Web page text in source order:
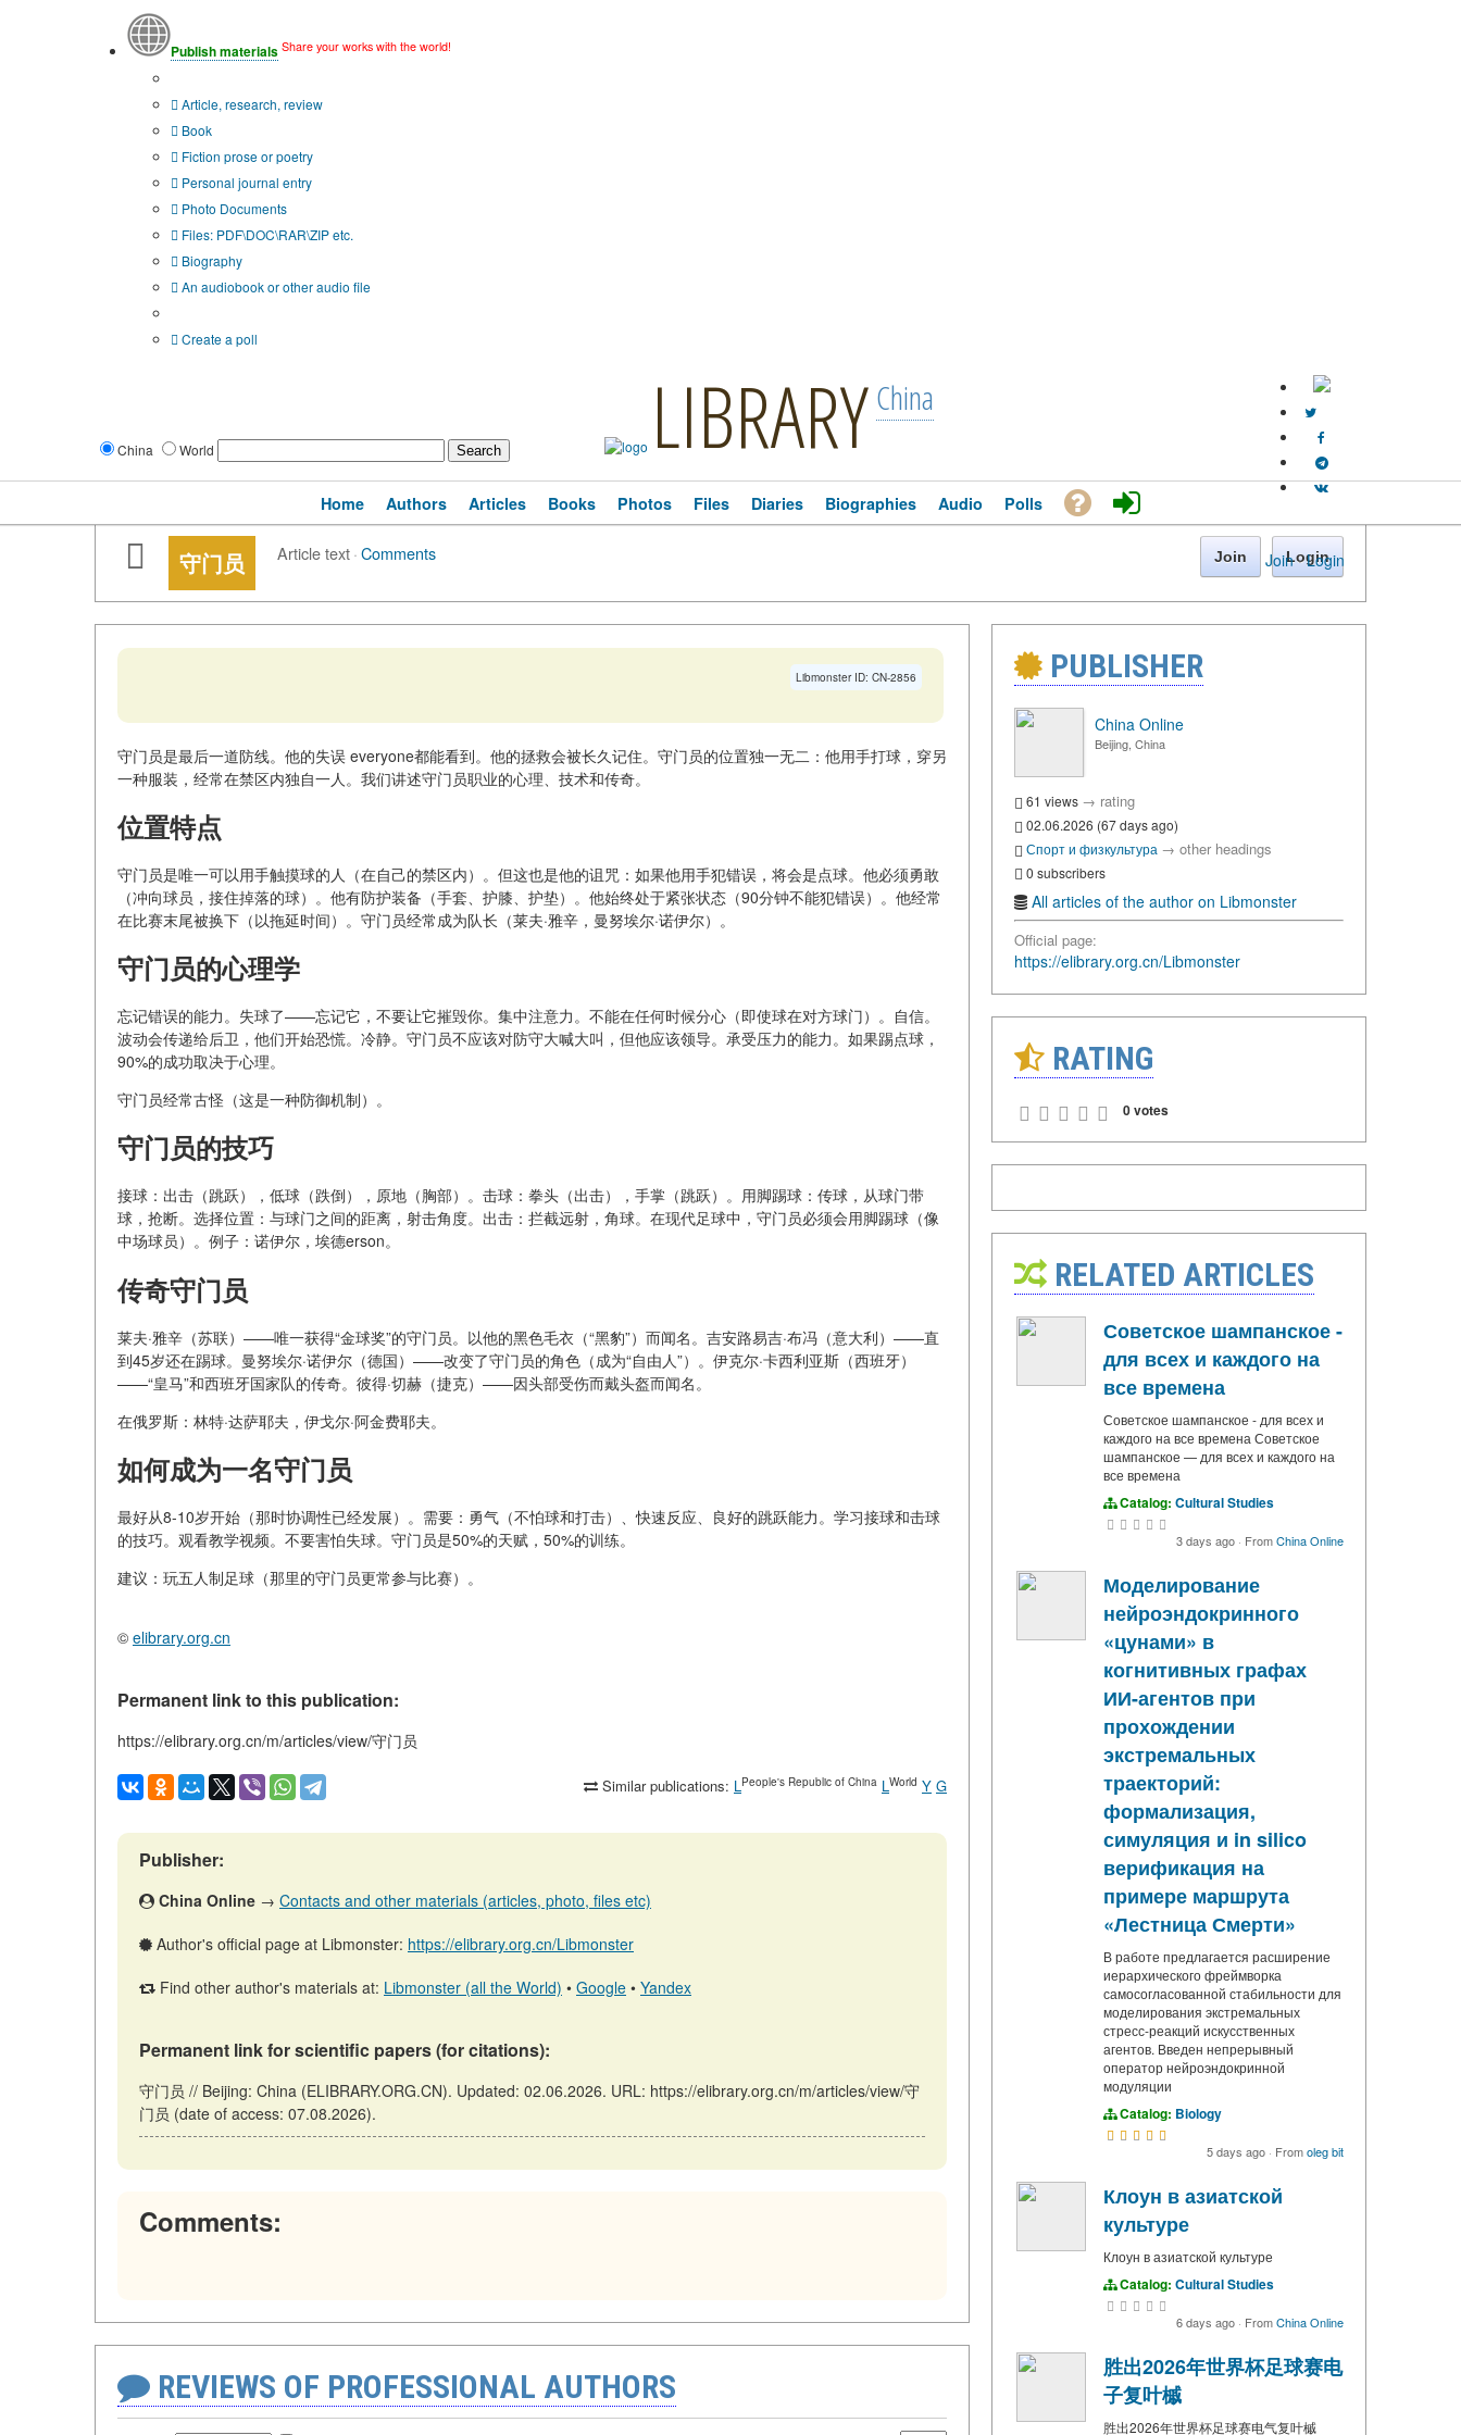
Publish materials Share your works with the world!
Article, research, review
Book
Fiction prose or poetry
Personal journal entry
Photo Documents
Files: PDF\DOC\RAR\ZIP etc.
Biography
An audiobook or other audio file
Create a poll
China World LIBRARY China
Join · Login
Home Authors Articles Books Photos Files Diaries Biographies Audio Polls
守门员 Article text·Comments Join Login
Libmonster ID: CN-2856
守门员是最后一道防线。他的失误 everyone都能看到。他的拯救会被长久记住。守门员的位置独一无二：他用手打球，穿另
一种服装，经常在禁区内独自一人。我们讲述守门员职业的心理、技术和传奇。
位置特点
守门员是唯一可以用手触摸球的人（在自己的禁区内）。但这也是他的诅咒：如果他用手犯错误，将会是点球。他必须勇敢
（冲向球员，接住掉落的球）。他有防护装备（手套、护膝、护垫）。他始终处于紧张状态（90分钟不能犯错误）。他经常
在比赛末尾被换下（以拖延时间）。守门员经常成为队长（莱夫·雅辛，曼努埃尔·诺伊尔）。
守门员的心理学
忘记错误的能力。失球了——忘记它，不要让它摧毁你。集中注意力。不能在任何时候分心（即使球在对方球门）。自信。
波动会传递给后卫，他们开始恐慌。冷静。守门员不应该对防守大喊大叫，但他应该领导。承受压力的能力。如果踢点球，
90%的成功取决于心理。
守门员经常古怪（这是一种防御机制）。
守门员的技巧
接球：出击（跳跃），低球（跌倒），原地（胸部）。击球：拳头（出击），手掌（跳跃）。用脚踢球：传球，从球门带
球，抢断。选择位置：与球门之间的距离，射击角度。出击：拦截远射，角球。在现代足球中，守门员必须会用脚踢球（像
中场球员）。例子：诺伊尔，埃德erson。
传奇守门员
莱夫·雅辛（苏联）——唯一获得“金球奖”的守门员。以他的黑色毛衣（“黑豹”）而闻名。吉安路易吉·布冯（意大利）——直
到45岁还在踢球。曼努埃尔·诺伊尔（德国）——改变了守门员的角色（成为“自由人”）。伊克尔·卡西利亚斯（西班牙）
——“皇马”和西班牙国家队的传奇。彼得·切赫（捷克）——因头部受伤而戴头盔而闻名。
在俄罗斯：林特·达萨耶夫，伊戈尔·阿金费耶夫。
如何成为一名守门员
最好从8-10岁开始（那时协调性已经发展）。需要：勇气（不怕球和打击）、快速反应、良好的跳跃能力。学习接球和击球
的技巧。观看教学视频。不要害怕失球。守门员是50%的天赋，50%的训练。
建议：玩五人制足球（那里的守门员更常参与比赛）。
© elibrary.org.cn
Permanent link to this publication:
https://elibrary.org.cn/m/articles/view/守门员
Similar publications: LPeople's Republic of China LWorld Y G
Publisher:
China Online → Contacts and other materials (articles, photo, files etc)
Author's official page at Libmonster: https://elibrary.org.cn/Libmonster
Find other author's materials at: Libmonster (all the World) • Google • Yandex
Permanent link for scientific papers (for citations):
守门员 // Beijing: China (ELIBRARY.ORG.CN). Updated: 02.06.2026. URL: https://elibrary.org.cn/m/articles/view/守
门员 (date of access: 07.08.2026).
Comments:
REVIEWS OF PROFESSIONAL AUTHORS
PUBLISHER
China Online
Beijing, China
61 views → rating
02.06.2026 (67 days ago)
Спорт и физкультура → other headings
0 subscribers
All articles of the author on Libmonster
Official page:
https://elibrary.org.cn/Libmonster
RATING
0 votes
RELATED ARTICLES
Советское шампанское -
для всех и каждого на
все времена
Советское шампанское - для всех и
каждого на все времена Советское
шампанское — для всех и каждого на
все времена
Catalog: Cultural Studies
3 days ago · FromChina Online
Моделирование
нейроэндокринного
«цунами» в
когнитивных графах
ИИ-агентов при
прохождении
экстремальных
траекторий:
формализация,
симуляция и in silico
верификация на
примере маршрута
«Лестница Смерти»
В работе предлагается расширение
иерархического фреймворка
самосогласованной стабильности для
моделирования экстремальных
стресс-реакций искусственных
агентов. Введен непрерывный
оператор нейроэндокринной
модуляции
Catalog: Biology
5 days ago · Fromoleg bit
Клоун в азиатской
культуре
Клоун в азиатской культуре
Catalog: Cultural Studies
6 days ago · FromChina Online
胜出2026年世界杯足球赛电
子复叶槭
胜出2026年世界杯足球赛电气复叶槭